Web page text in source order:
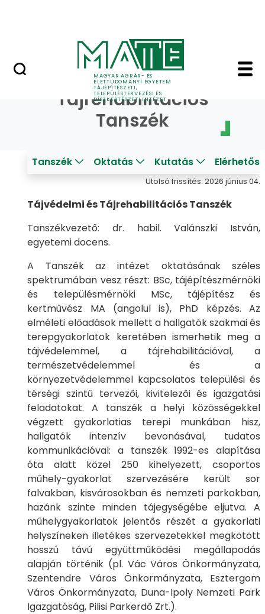
MAGYAR AGRÁR- ÉS
ÉLETTUDOMÁNYI EGYETEM
TÁJÉPÍTÉSZETI,
TELEPÜLÉSTERVEZÉSI ÉS
DÍSZKERTÉSZETI INTÉZET
Tájvédelmi és
Tájvédelmi és
Tájrehabilitációs
Tanszék
Tanszék Oktatás Kutatás
Utolsó frissítés: 2026 június 04.
Tájvédelmi és Tájrehabilitációs Tanszék
Tanszékvezető: dr. habil. Valánszki István,
egyetemi docens.
A Tanszék az intézet oktatásának széles
spektrumában vesz részt: BSc, tájépítészmérnöki
és településmérnöki MSc, tájépítész és
kertművész MA (angolul is), PhD képzés. Az
elméleti előadások mellett a hallgatók szakmai és
terepgyakorlatok keretében ismerhetik meg a
tájvédelemmel, a tájrehabilitációval, a
természetvédelemmel és a
környezetvédelemmel kapcsolatos települési és
térségi szintű tervezői, kivitelezői és igazgatási
feladatokat. A tanszék a helyi közösségekkel
végzett gyakorlatias terepi munkában hisz,
hallgatók intenzív bevonásával, tudatos
kommunikációval: a tanszék 1992-es alapítása
óta alatt közel 250 kihelyezett, csoportos
műhely-gyakorlat szervezésére került sor
falvakban, kisvárosokban és nemzeti parkokban,
hazánk szinte minden tájegységébe eljutva. A
műhelygyakorlatok jelentős részét a gyakorlati
helyszíneken illetékes szervezetekkel megkötött
hosszú távú együttműködési megállapodás
alapján történik (pl. Vác Város Önkormányzata,
Szentendre Város Önkormányzata, Esztergom
Város Önkormányzata, Duna-Ipoly Nemzeti Park
Igazgatóság, Pilisi Parkerdő Zrt.).